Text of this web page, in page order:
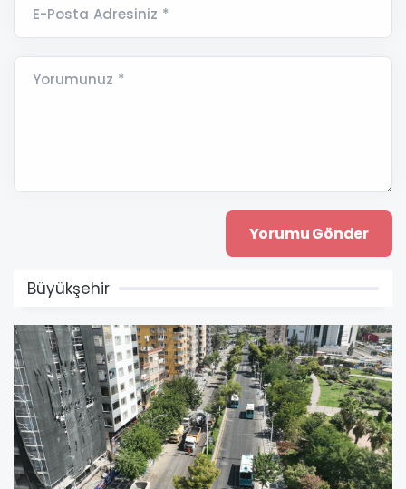
E-Posta Adresiniz *
Yorumunuz *
Büyükşehir